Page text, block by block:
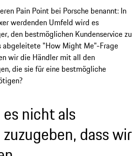
Pain Point bei Porsche benannt: In
werdenden Umfeld wird es
den bestmöglichen Kundenservice zu
abgeleitete "How Might Me"-Frage
wir die Händler mit all den
die sie für eine bestmögliche
nicht als
dass wir